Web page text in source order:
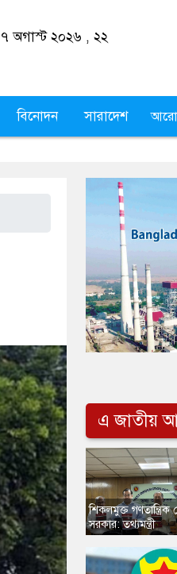
অগাস্ট ২০২৬ ,২২
বিনোদন সারাদেশ আরো
এ জাতীয়
​শিকলমুক্ত
সরকার: তথ্যমন্ত্রী